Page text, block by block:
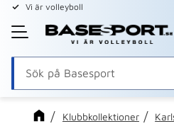
Meny
Vi är volleyboll
Klubbkollektioner